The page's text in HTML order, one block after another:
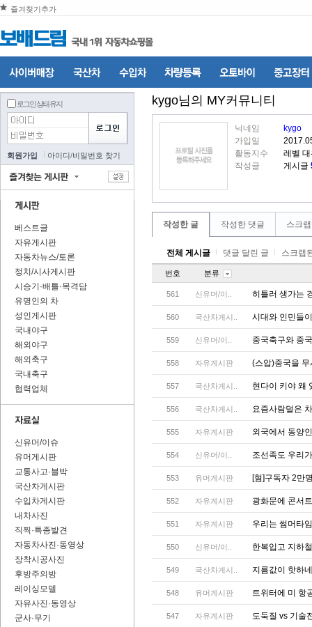
즐겨찾기추가
로그인 상태 유지
회원가입 아이디/비밀번호 찾기
베스트글
자유게시판
자동차뉴스/토론
정치/시사게시판
시승기·배틀·목격담
유명인의 차
성인게시판
국내야구
해외야구
해외축구
국내축구
협력업체
신유머/이슈
유머게시판
교통사고·블박
국산차게시판
수입차게시판
내차사진
직찍·특종발견
자동차사진·동영상
장착시공사진
후방주의방
레이싱모델
자유사진·동영상
군사·무기
kygo님의 MY커뮤니티
닉네임
kygo
가입일
활동지수
레벨
작성글
게시글
작성한 글 작성한 댓글 스크
전체 게시글 댓글 달린 글 스크랩
번호 분류
561 신유머/이.. 히틀러 생가는
560 국산차게시.. 시대와 인민들
559 신유머/이.. 중국축구와 중
558 자유게시판 (스압)중국을
557 국산차게시.. 현다이 키야 왜
556 국산차게시.. 요즘사람덜은
555 자유게시판 외국에서 동양
554 신유머/이.. 조선족도 우리
553 유머게시판 [혐]구독자 2만
552 자유게시판 광화문에 콘서
551 자유게시판 우리는 썸머타
550 신유머/이.. 한복입고 지하
549 국산차게시.. 지름값이 핫하
548 유머게시판 트위터에 미 항
547 자유게시판 도둑질 vs 기술